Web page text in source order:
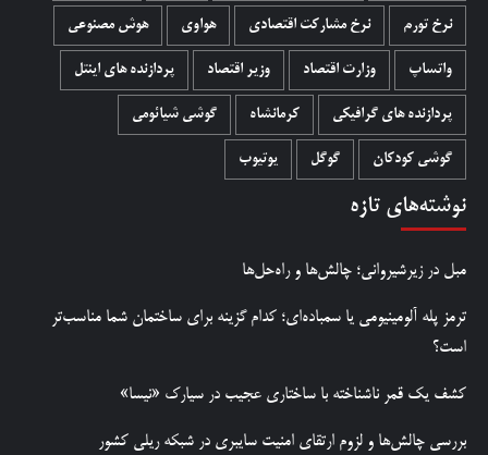
نرخ تورم نرخ مشارکت اقتصادی هواوی هوش مصنوعی
واتساپ وزارت اقتصاد وزیر اقتصاد پردازنده های اینتل
پردازنده های گرافیکی کرمانشاه گوشی شیائومی
گوشی کودکان گوگل یوتیوب
نوشته‌های تازه
مبل در زیرشیروانی؛ چالش‌ها و راه‌حل‌ها
ترمز پله آلومینیومی یا سمباده‌ای؛ کدام گزینه برای ساختمان شما مناسب‌تر
است؟
کشف یک قمر ناشناخته با ساختاری عجیب در سیارک «نیسا»
بررسی چالش‌ها و لزوم ارتقای امنیت سایبری در شبکه ریلی کشور